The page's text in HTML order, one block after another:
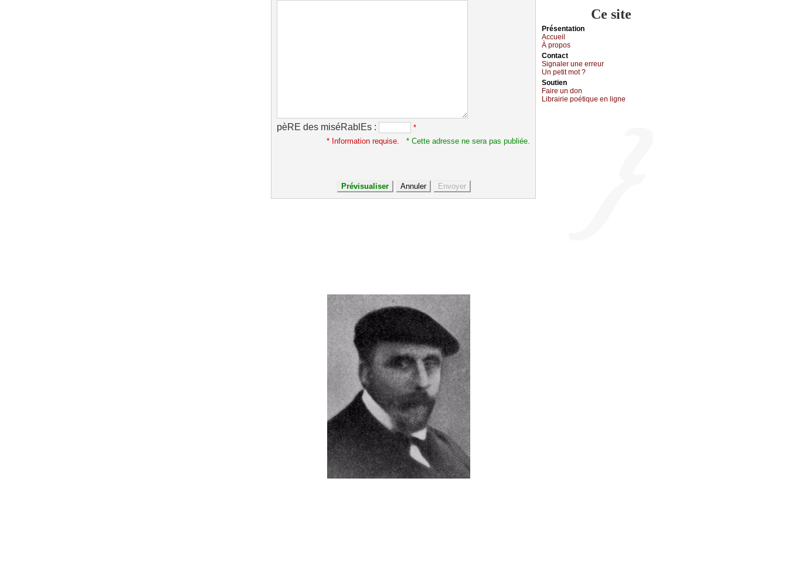
pèRE des miséRablEs :
*
* Information requise.
* Cette adresse ne sera pas publiée.
Ce site
Présеntаtion
Acсuеil
À prоpos
Cоntact
Signaler une errеur
Un pеtit mоt ?
Sоutien
Fаirе un dоn
Librairiе pоétique en lignе